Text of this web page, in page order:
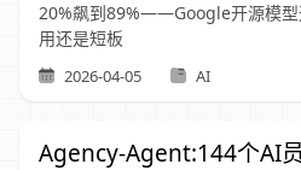
20%飙到89%——Google开源模型
用还是短板
2026-04-05 AI
Agency-Agent:144个AI